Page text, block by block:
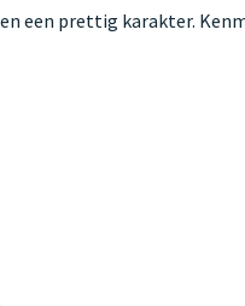
een prettig karakter.